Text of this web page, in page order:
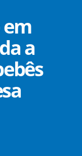
a